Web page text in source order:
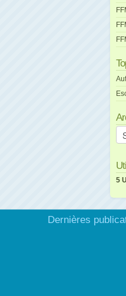
5
Dernières